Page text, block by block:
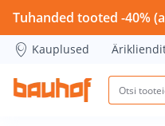
PESUNÖÖR 30M ERITI
Tuhanded tooted -40%
Kauplused